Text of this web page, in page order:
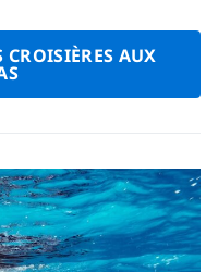
CROISIÈRES AUX